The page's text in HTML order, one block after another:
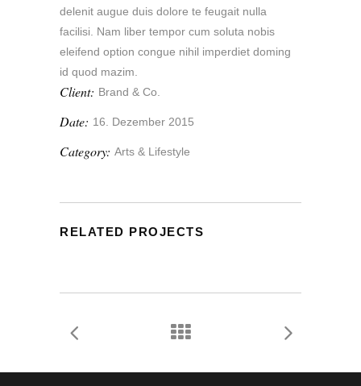
delenit augue duis dolore te feugait nulla
facilisi. Nam liber tempor cum soluta nobis
eleifend option congue nihil imperdiet doming
id quod mazim.
Client: Brand & Co.
Date: 16. Dezember 2015
Category: Arts & Lifestyle
RELATED PROJECTS